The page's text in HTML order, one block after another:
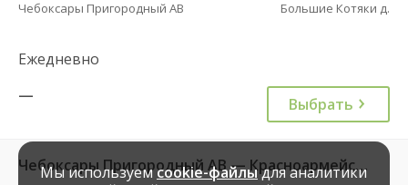
Чебоксары Пригородный АВ Большие Котяки д.
Ежедневно
—
Выбрать
Чебоксары Пригородный АВ — Красноармейское с. ДКП 121
Мы используемcookie-файлыдля аналитики